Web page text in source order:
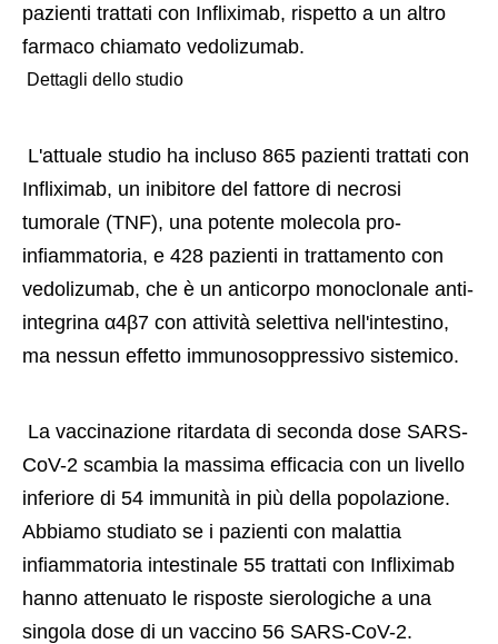
pazienti trattati con Infliximab, rispetto a un altro
farmaco chiamato vedolizumab.
Dettagli dello studio
Infliximab, un inibitore del fattore di necrosi
tumorale (TNF), una potente molecola pro-
infiammatoria, e 428 pazienti in trattamento con
vedolizumab, che è un anticorpo monoclonale anti-
integrina α4β7 con attività selettiva nell'intestino,
ma nessun effetto immunosoppressivo sistemico.
CoV-2 scambia la massima efficacia con un livello
inferiore di 54 immunità in più della popolazione.
Abbiamo studiato se i pazienti con malattia
infiammatoria intestinale 55 trattati con Infliximab
hanno attenuato le risposte sierologiche a una
singola dose di un vaccino 56 SARS-CoV-2.